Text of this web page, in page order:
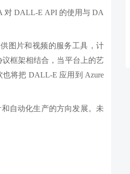
对 DALL-E API 的使用与 DA
图片和视频的服务工具，计
议框架相结合，当平台上的艺
将把 DALL-E 应用到 Azure
自动化生产的方向发展。未